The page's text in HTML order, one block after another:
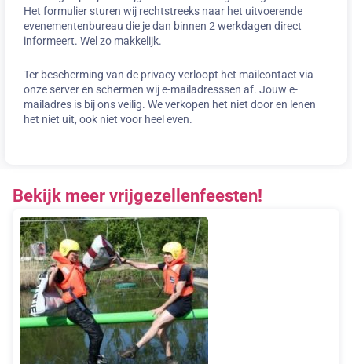
Het formulier sturen wij rechtstreeks naar het uitvoerende
evenementenbureau die je dan binnen 2 werkdagen direct
informeert. Wel zo makkelijk.
Ter bescherming van de privacy verloopt het mailcontact via
onze server en schermen wij e-mailadresssen af. Jouw e-
mailadres is bij ons veilig. We verkopen het niet door en lenen
het niet uit, ook niet voor heel even.
Bekijk meer vrijgezellenfeesten!